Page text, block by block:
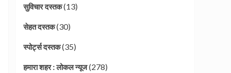
सुविचार दस्तक(13)
सेहत दस्तक(30)
स्पोर्ट्स दस्तक(35)
हमारा शहर : लोकल न्यूज(278)